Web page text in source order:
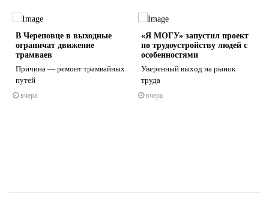
В Череповце в выходные
ограничат движение
трамваев
Причина — ремонт трамвайных
путей
вчера
«Я МОГУ» запустил проект
по трудоустройству людей с
особенностями
Уверенный выход на рынок
труда
вчера